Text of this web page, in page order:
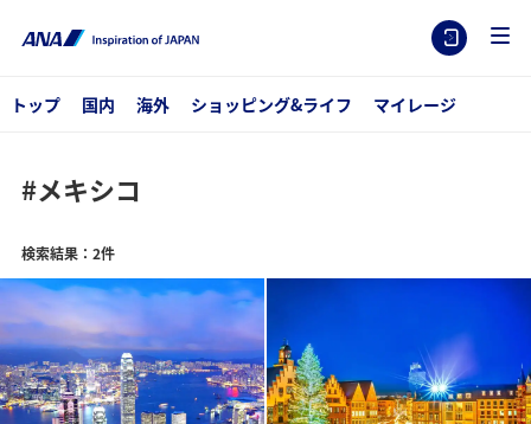
トップ 国内 海外 ショッピング&ライフ マイレージ
#メキシコ
検索結果：2件